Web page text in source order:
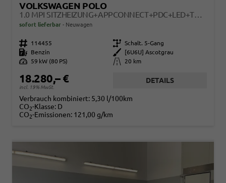
VOLKSWAGEN POLO
1.0 MPI SITZHEIZUNG+APPCONNECT+PDC+LED+TOUCH+LICHTSENSOR+MULTILENKRAD
sofort lieferbar Neuwagen
Fahrzeugnr. 114455 Getriebe Schalt. 5-Gang
Kraftstoff
Benzin Außenfarbe
[6U6U] Ascotgrau
Leistung
59 kW (80 PS) Kilometerstand 20 km
18.280,– €
incl. 19% MwSt.
DETAILS
Verbrauch kombiniert: 5,30 l/100km
CO2-Klasse: D
CO2-Emissionen: 121,00 g/km